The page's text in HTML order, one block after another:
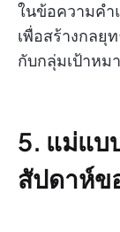
ในข้อความคำ
เพื่อสร้างกลยุ
กับกลุ่มเป้าหม
5. แม่แบ
สัปดาห์ข